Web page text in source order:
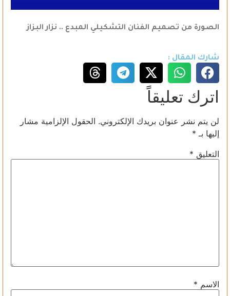
الصورة من تصميم الفنان التشكيلي المبدع .. نزار البزاز
شارك المقال :
اترك تعليقاً
لن يتم نشر عنوان بريدك الإلكتروني. الحقول الإلزامية مشار
إليها بـ *
التعليق *
الاسم *